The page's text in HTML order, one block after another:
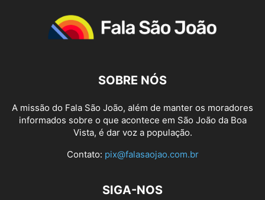
SOBRE NÓS
A missão do Fala São João, além de manter os moradores
informados sobre o que acontece em São João da Boa
Vista, é dar voz a população.
Contato: pix@falasaojao.com.br
SIGA-NOS